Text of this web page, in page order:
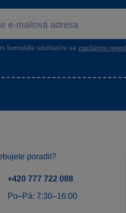
formuláře souhlasím se zasíláním
poradit?
+420 777 722 088
Po–Pá: 7:30–16:00